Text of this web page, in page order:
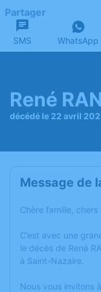
Partager
SMS WhatsApp
René
décédé le 22 avril
Message de
Chère famille, chers
C’est avec une
le décès de René
à Saint-Nazaire.
Nous vous invitons